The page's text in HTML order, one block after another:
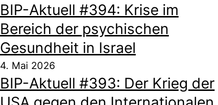
BIP-Aktuell #394: Krise im
Bereich der psychischen
Gesundheit in Israel
4. Mai 2026
BIP-Aktuell #393: Der Krieg der